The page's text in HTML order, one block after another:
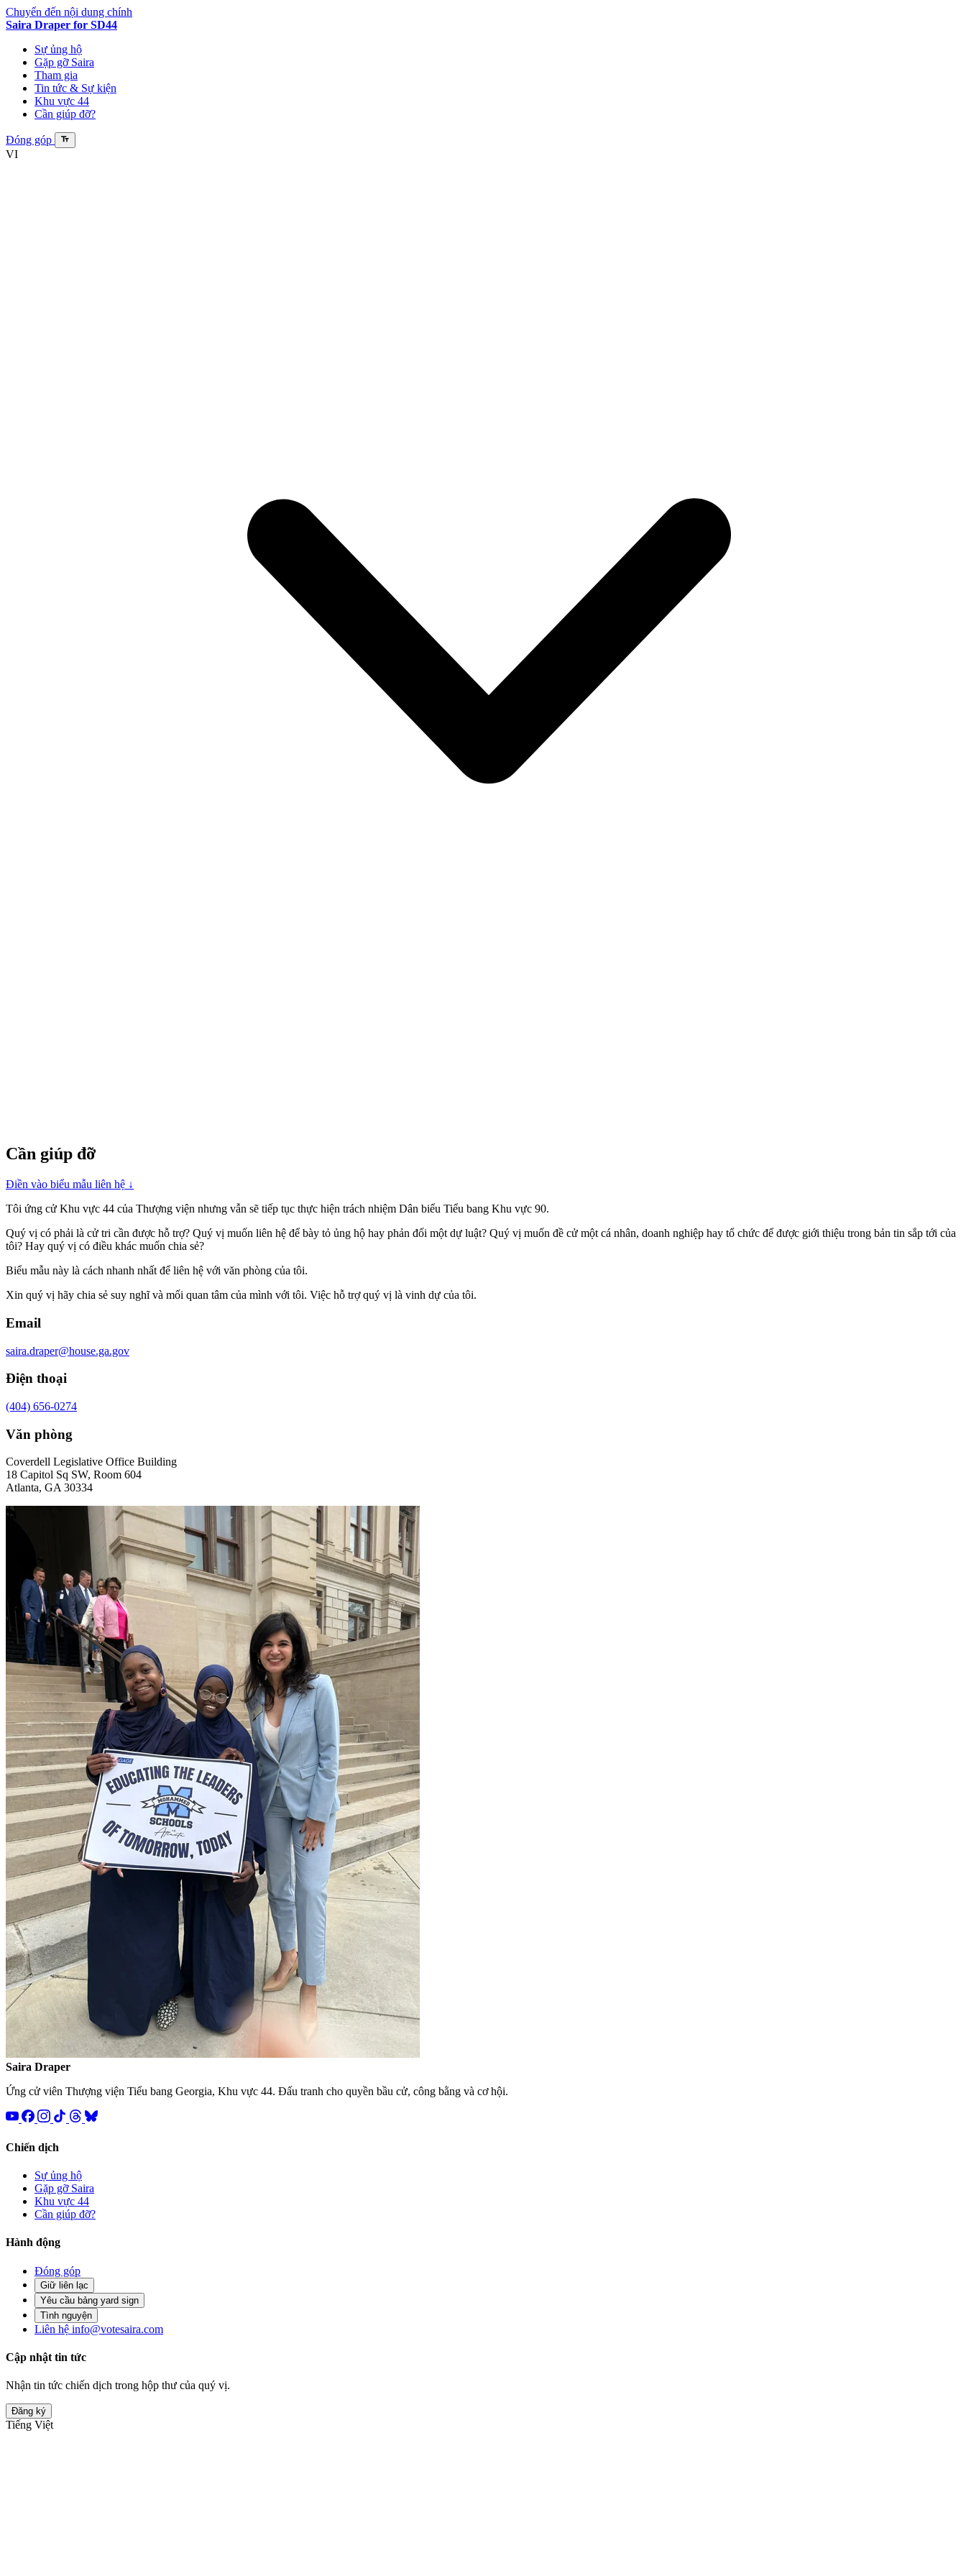
Chuyển đến nội dung chính
Saira Draper for SD44
Sự ủng hộ
Gặp gỡ Saira
Tham gia
Tin tức & Sự kiện
Khu vực 44
Cần giúp đỡ?
Đóng góp
VI
Cần giúp đỡ
Điền vào biểu mẫu liên hệ ↓
Tôi ứng cử Khu vực 44 của Thượng viện nhưng vẫn sẽ tiếp tục thực hiện trách nhiệm Dân biểu Tiểu bang Khu vực 90.
Quý vị có phải là cử tri cần được hỗ trợ? Quý vị muốn liên hệ để bày tỏ ủng hộ hay phản đối một dự luật? Quý vị muốn đề cử một cá nhân, doanh nghiệp hay tổ chức để được giới thiệu trong bản tin sắp tới của
tôi? Hay quý vị có điều khác muốn chia sẻ?
Biểu mẫu này là cách nhanh nhất để liên hệ với văn phòng của tôi.
Xin quý vị hãy chia sẻ suy nghĩ và mối quan tâm của mình với tôi. Việc hỗ trợ quý vị là vinh dự của tôi.
Email
saira.draper@house.ga.gov
Điện thoại
(404) 656-0274
Văn phòng
Coverdell Legislative Office Building
18 Capitol Sq SW, Room 604
Atlanta, GA 30334
Saira Draper
Ứng cử viên Thượng viện Tiểu bang Georgia, Khu vực 44. Đấu tranh cho quyền bầu cử, công bằng và cơ hội.
Chiến dịch
Sự ủng hộ
Gặp gỡ Saira
Khu vực 44
Cần giúp đỡ?
Hành động
Đóng góp
Giữ liên lạc
Yêu cầu bảng yard sign
Tình nguyện
Liên hệ info@votesaira.com
Cập nhật tin tức
Nhận tin tức chiến dịch trong hộp thư của quý vị.
Đăng ký
Tiếng Việt